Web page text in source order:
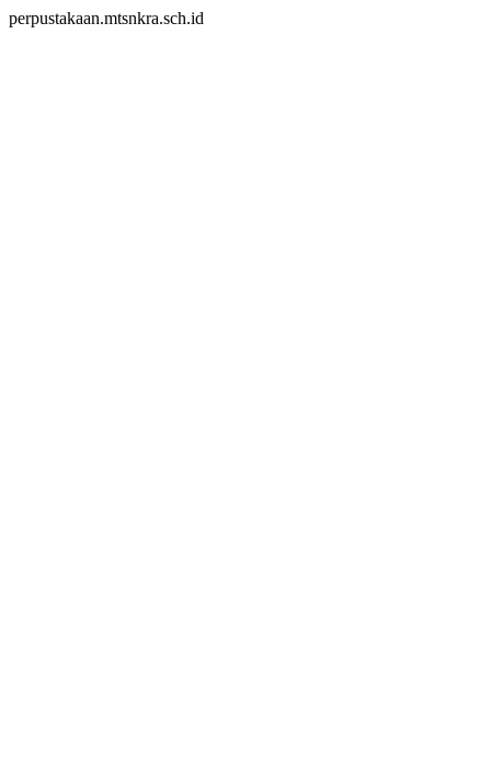
perpustakaan.mtsnkra.sch.id